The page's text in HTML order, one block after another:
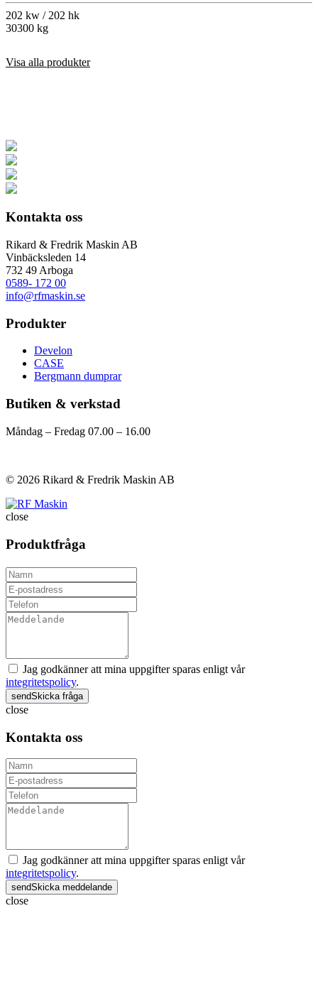
202 kw / 202 hk
30300 kg
Visa alla produkter
Kontakta oss
Rikard & Fredrik Maskin AB
Vinbäcksleden 14
732 49 Arboga
0589- 172 00
info@rfmaskin.se
Produkter
Develon
CASE
Bergmann dumprar
Butiken & verkstad
Måndag – Fredag 07.00 – 16.00
© 2026 Rikard & Fredrik Maskin AB
close
Produktfråga
Jag godkänner att mina uppgifter sparas enligt vår
integritetspolicy.
sendSkicka fråga
close
Kontakta oss
Jag godkänner att mina uppgifter sparas enligt vår
integritetspolicy.
sendSkicka meddelande
close